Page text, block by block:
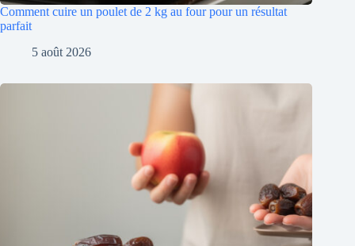
Comment cuire un poulet de 2 kg au four pour un résultat
parfait
5 août 2026